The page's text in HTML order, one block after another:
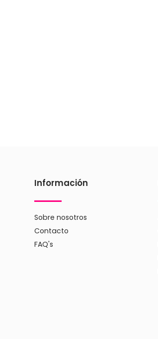
Información
Sobre nosotros
Contacto
FAQ's